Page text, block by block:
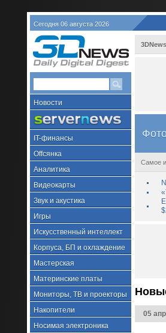
Сегодня 06 августа 2026
Новости
IT-финансы
Offсянка
Аналитика
Видеокарты
Звук и акустика
Игры
Искусственный интеллект
Корпуса, БП и охлаждение
Мастерская
Материнские платы
Мониторы, ТВ и проекторы
Накопители
Носимая электроника
3DNews
Самое
05